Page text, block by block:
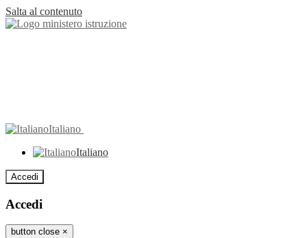
Salta al contenuto
Italiano
Italiano
Accedi
Accedi
button close ×